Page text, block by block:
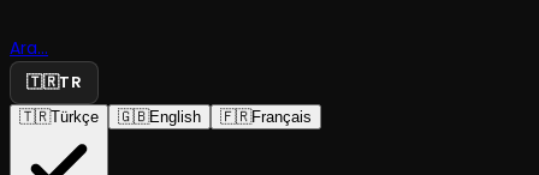
Ara...
🇹🇷TR
🇹🇷Türkçe 🇬🇧English 🇫🇷Français